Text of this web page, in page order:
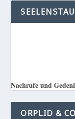
Nachrufe und
ORPLID &